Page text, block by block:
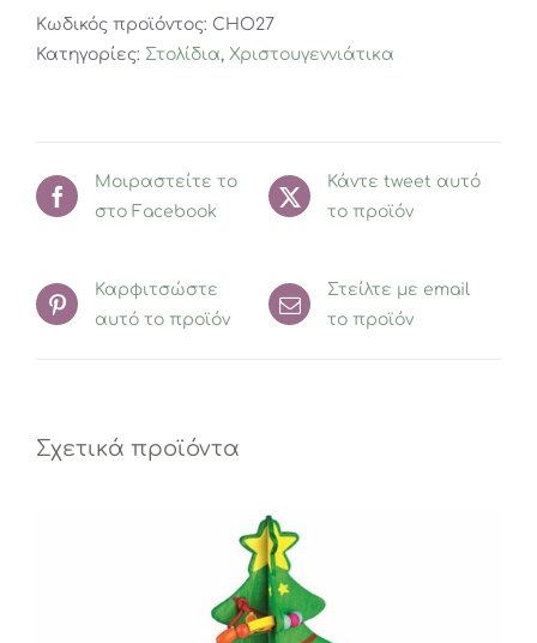
Αστέρι
ποσότητα
Κωδικός προϊόντος: CHO27
Κατηγορίες: Στολίδια, Χριστουγεννιάτικα
Μοιραστείτε το
στο Facebook
Κάντε tweet αυτό
το προϊόν
Καρφιτσώστε
αυτό το προϊόν
Στείλτε με email
το προϊόν
Σχετικά προϊόντα